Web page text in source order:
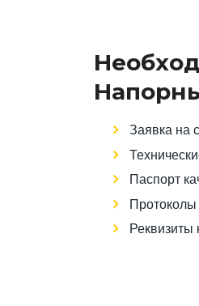
Заявка на
Паспорт